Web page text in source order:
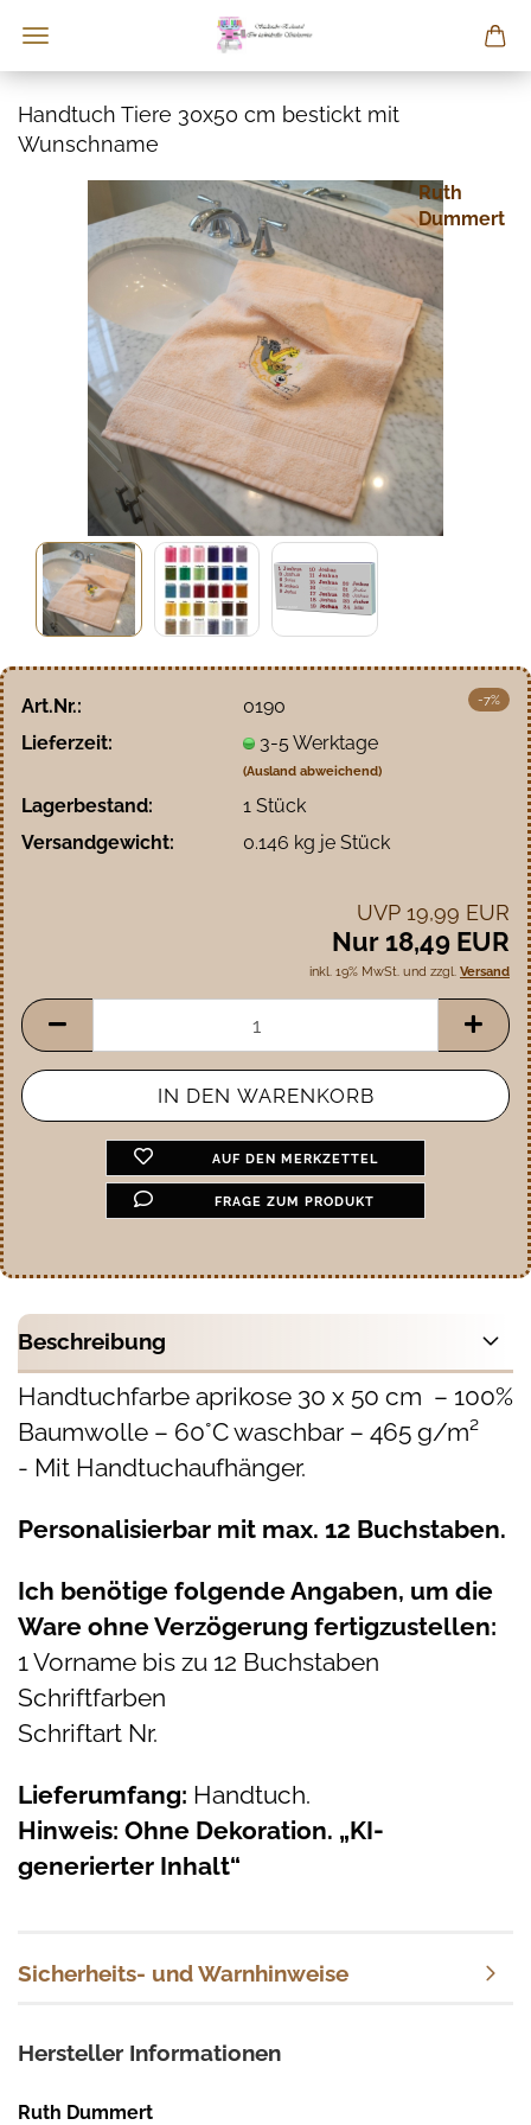
Handtuch Tiere 30x50 cm bestickt mit
Wunschname
Ruth
Dummert
-7%
Art.Nr.:
0190
Lieferzeit:
3-5 Werktage
(Ausland abweichend)
Lagerbestand: 1 Stück
Versandgewicht:
0.146 kg je Stück
UVP 19,99 EUR
Nur 18,49 EUR
inkl. 19% MwSt. und zzgl. Versand
AUF DEN MERKZETTEL
FRAGE ZUM PRODUKT
Beschreibung
Handtuchfarbe aprikose 30 x 50 cm – 100%
Baumwolle – 60°C waschbar – 465 g/m²
- Mit Handtuchaufhänger.
Personalisierbar mit max. 12 Buchstaben.
Ich benötige folgende Angaben, um die
Ware ohne Verzögerung fertigzustellen:
1 Vorname bis zu 12 Buchstaben
Schriftfarben
Schriftart Nr.
Lieferumfang: Handtuch.
Hinweis: Ohne Dekoration. „KI-
generierter Inhalt“
Sicherheits- und Warnhinweise
Hersteller Informationen
Ruth Dummert